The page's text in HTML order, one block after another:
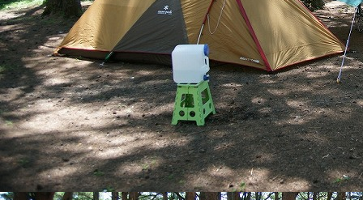
お願い ● ●
いつも当キャン
いつも当キャン
ます。
台風による設備等